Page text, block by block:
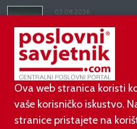
03.08.2026.
Kineski BYD
Mercedesove S-
kilometara
Ova web stranica koristi
vaše korisničko iskustvo.
stranice pristajete na